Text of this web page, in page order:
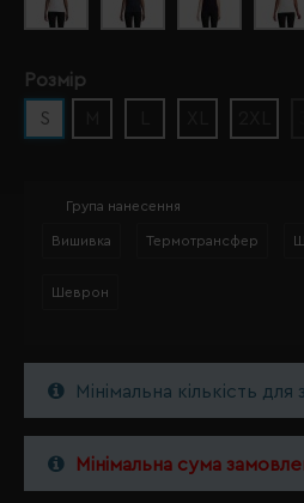
Розмір
S
Група нанесення
Вишивка Термотрансфер
Шеврон
Мінімальна кількість
Мінімальна сума